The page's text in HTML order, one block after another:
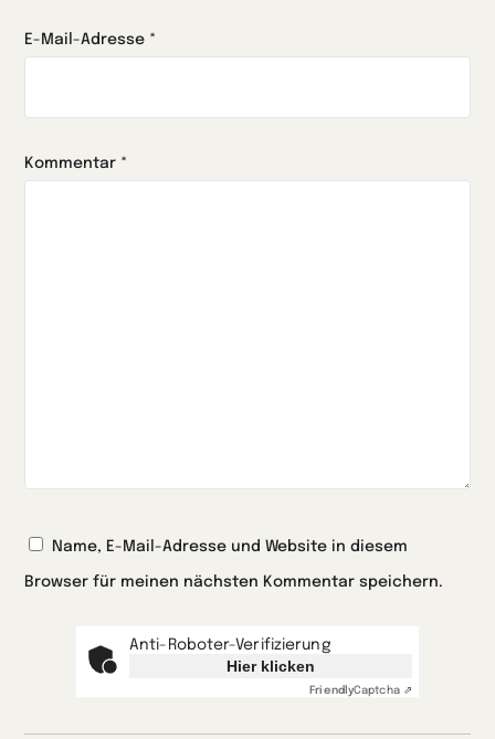
E-Mail-Adresse *
Kommentar *
Name, E-Mail-Adresse und Website in diesem
Browser für meinen nächsten Kommentar speichern.
Anti-Roboter-Verifizierung
Hier klicken
FriendlyCaptcha ⇗